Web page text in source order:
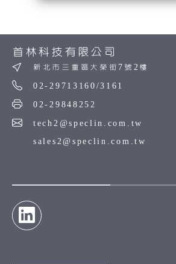
首林科技有限公司
新北市三重區大榮街7號2樓
02-29713160/3161
02-29848252
tech2@speclin.com.tw
sales2@speclin.com.tw